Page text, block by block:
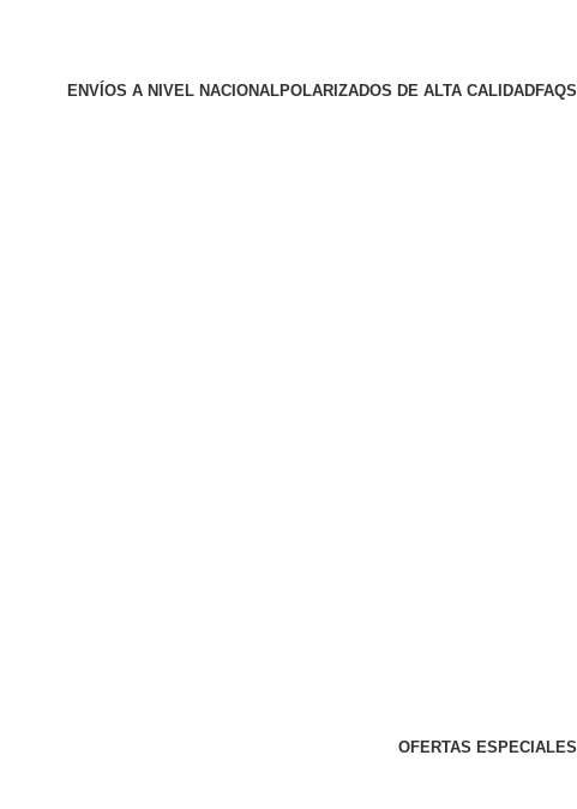
ENVÍOS A NIVEL NACIONALPOLARIZADOS DE ALTA CALIDADFAQS
OFERTAS ESPECIALES